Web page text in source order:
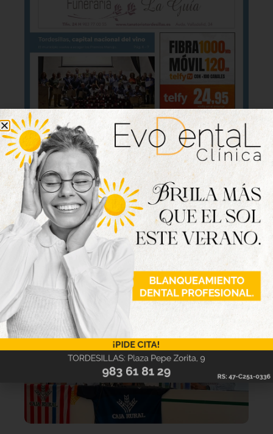
Lo último